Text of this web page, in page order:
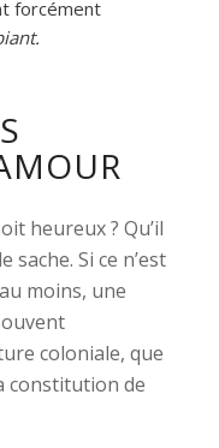
forcément
heureux ? Qu’il
sache. Si ce n’est
moins, une
coloniale, que
constitution de